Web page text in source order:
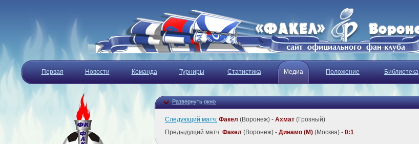
Первая Новости Команда Турниры Статистика Медиа Положение Библиотека
Развернуть окно
Следующий матч: Факел (Воронеж) - Ахмат (Грозный)
Предыдущий матч: Факел (Воронеж) - Динамо (М) (Москва) - 0:1